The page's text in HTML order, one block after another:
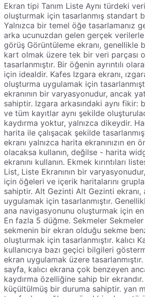
Ekran tipi Tanım Liste Aynı türdeki
oluşturmak için tasarlanmış standart
Yalnızca bir temel öğe tasarlamanız
arka ucunuzdan gelen gerçek
görüş Görüntüleme ekranı, genellikle
kart olmak üzere tek bir veri parçası
tasarlanmıştır. Bir öğenin ayrıntılı
için idealdir. Kafes Izgara ekranı,
oluşturma uygulamak için
ekranının bir varyasyonudur, ancak
sahiptir. Izgara arkasındaki aynı fikir:
ve tüm kayıtlar aynı şekilde
kaydırma yoktur, yalnızca dikeydir.
harita ile çalışacak şekilde
ekranı yalnızca harita ekranınızın en
olacaksa kullanın, değilse - harita
ekranını kullanın. Ekmek kırıntıları
List, Liste Ekranının bir
için öğeleri ve içerik haritalarını
sahiptir. Alt Gezinti Alt Gezinti ekranı,
uygulamak için tasarlanmıştır.
ana navigasyonunu oluşturmak için
En fazla 5 düğme. Sekmeler Sekmeler
sekmenin bir ekran olduğu sekme
oluşturmak için tasarlanmıştır. kalıcı
kullanıcıya bazı geçici bilgileri
ekran uygulamak üzere
sayfa, kalıcı ekrana çok benzeyen
kaydırma özelliğine sahip bir
küçültülmüş bir duruma sahiptir. yan